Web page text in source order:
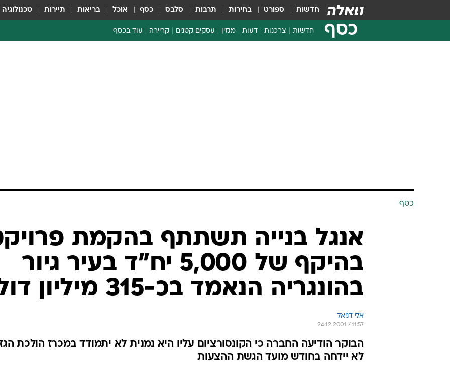
חדשות ספורט בחירות תרבות סלבס כסף אוכל בריאות תיירות טכנולוגיה
כסף חדשות צרכנות דעות מגזין עסקים קטנים קריירה עוד בכסף
כסף
אנגל בנייה תשתתף בהקמת
בהיקף של 5,000 יח"ד בעיר גיור
בהונגריה הנאמד בכ-315 מיליון דולר
אלי דניאל
24.12.2001 / 11:57
הבוקר הודיעה החברה כי הקונסורציום עליו היא נמנית לא יתמודד במכרז הולכת
לא יידחה בחודש מועד הגשת ההצעות